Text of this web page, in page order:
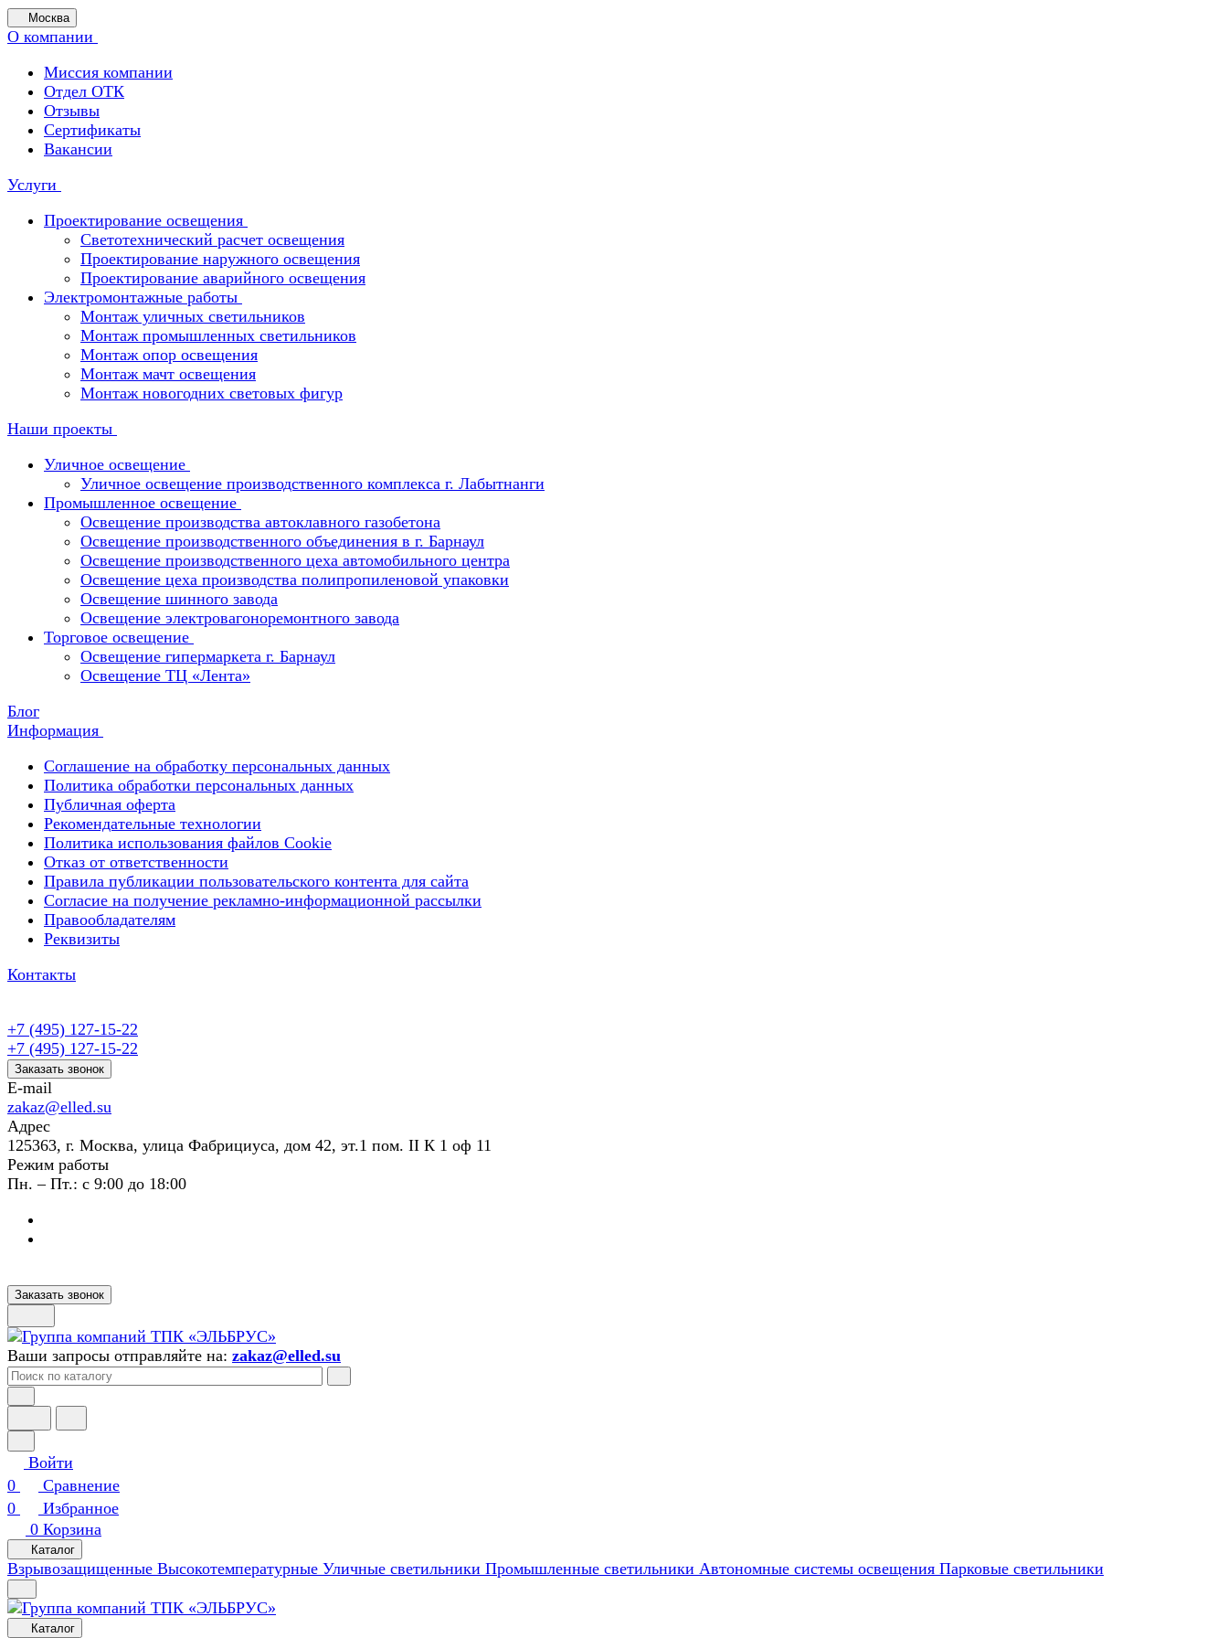
Москва
О компании
Миссия компании
Отдел ОТК
Отзывы
Сертификаты
Вакансии
Услуги
Проектирование освещения
Светотехнический расчет освещения
Проектирование наружного освещения
Проектирование аварийного освещения
Электромонтажные работы
Монтаж уличных светильников
Монтаж промышленных светильников
Монтаж опор освещения
Монтаж мачт освещения
Монтаж новогодних световых фигур
Наши проекты
Уличное освещение
Уличное освещение производственного комплекса г. Лабытнанги
Промышленное освещение
Освещение производства автоклавного газобетона
Освещение производственного объединения в г. Барнаул
Освещение производственного цеха автомобильного центра
Освещение цеха производства полипропиленовой упаковки
Освещение шинного завода
Освещение электровагоноремонтного завода
Торговое освещение
Освещение гипермаркета г. Барнаул
Освещение ТЦ «Лента»
Блог
Информация
Соглашение на обработку персональных данных
Политика обработки персональных данных
Публичная оферта
Рекомендательные технологии
Политика использования файлов Cookie
Отказ от ответственности
Правила публикации пользовательского контента для сайта
Согласие на получение рекламно-информационной рассылки
Правообладателям
Реквизиты
Контакты
+7 (495) 127-15-22
+7 (495) 127-15-22
Заказать звонок
E-mail
zakaz@elled.su
Адрес
125363, г. Москва, улица Фабрициуса, дом 42, эт.1 пом. II К 1 оф 11
Режим работы
Пн. – Пт.: с 9:00 до 18:00
Заказать звонок
Ваши запросы отправляйте на: zakaz@elled.su
Войти
0
Сравнение
0
Избранное
0 Корзина
Каталог
Взрывозащищенные Высокотемпературные Уличные светильники Промышленные светильники Автономные системы освещения Парковые светильники
Каталог